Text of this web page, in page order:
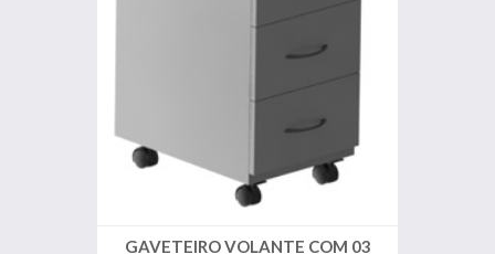
GAVETEIRO VOLANTE COM 03